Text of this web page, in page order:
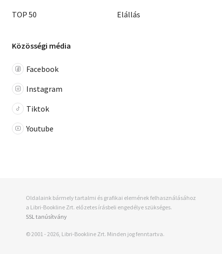
TOP 50
Elállás
Közösségi média
Facebook
Instagram
Tiktok
Youtube
Oldalaink bármely tartalmi és grafikai elemének felhasználásához
a Libri-Bookline Zrt. előzetes írásbeli engedélye szükséges.
SSL tanúsítvány
© 2001 - 2026, Libri-Bookline Zrt. Minden jog fenntartva.